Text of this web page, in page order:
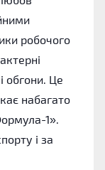
робочого
обгони. Це
набагато
1».
і за